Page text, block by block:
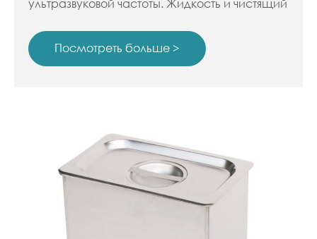
ультразвуковой частоты. Жидкость и чистящий
частоте. Эта частота вибрации является
акустической частотой, поэтому люди
больше отраслей и предприятий используют
ультразвуковые чистящие машины.
Посмотреть больше >